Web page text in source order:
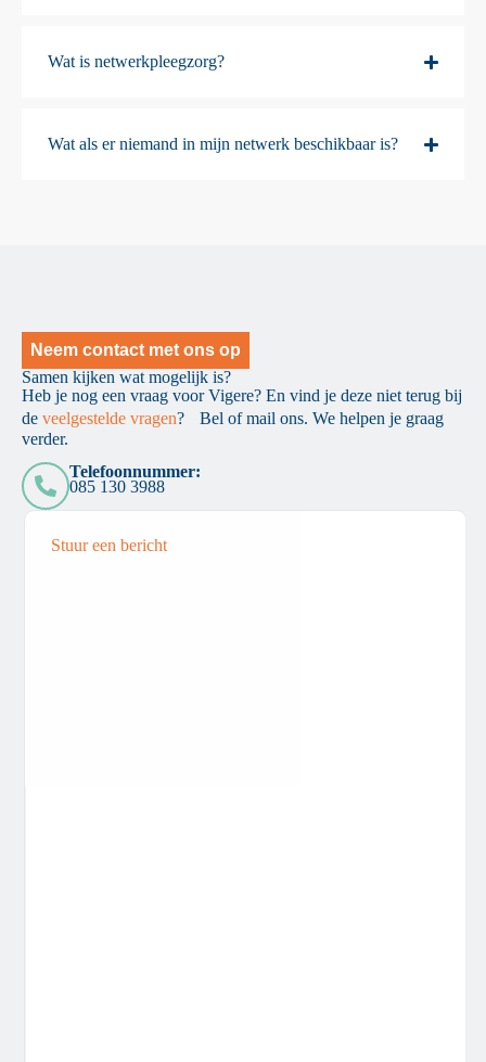
Wat is netwerkpleegzorg?
Wat als er niemand in mijn netwerk beschikbaar is?
Neem contact met ons op
Samen kijken wat mogelijk is?
Heb je nog een vraag voor Vigere? En vind je deze niet terug bij
de veelgestelde vragen? Bel of mail ons. We helpen je graag
verder.
Telefoonnummer:
085 130 3988
Stuur een bericht